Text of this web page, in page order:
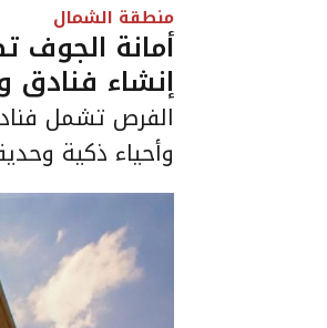
منطقة الشمال
أمانة الجوف
إنشاء
الفرص تشمل
وأحياء ذكية